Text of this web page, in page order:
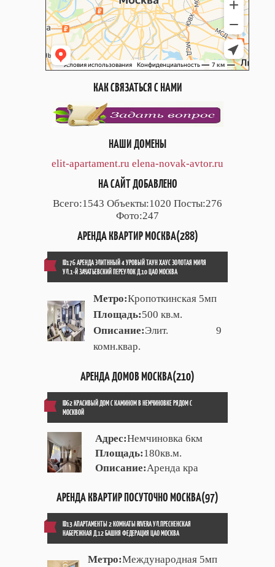
КАК СВЯЗАТЬСЯ С НАМИ
НАШИ ДОМЕНЫ
elit-apartament.ru elena-novak-avtor.ru
НА САЙТ ДОБАВЛЕНО
Всего:1543 Объекты:1020 Посты:276
Фото:247
АРЕНДА КВАРТИР МОСКВА(288)
ID176 АРЕНДА ЭЛИТННЫЙ 4 УРОВЫЙ ТАУН ХАУС ЗОЛОТАЯ МИЛЯ
УЛ.1-Й ЗАЧАТЬЕВСКИЙ ПЕРЕУЛОК Д.10 ЦАО МОСКВА
Метро:Кропоткинская 5мп
Площадь:500 кв.м.
Описание:Элит. 9
комн.квар.
АРЕНДА ДОМОВ МОСКВА(210)
ID62 КРАСИВЫЙ ДОМ С КАМИНОМ В НЕМЧИНОВКЕ РЯДОМ С
МОСКВОЙ
Адрес:Немчиновка 6км
Площадь:180кв.м.
Описание:Аренда кра
АРЕНДА КВАРТИР ПОСУТОЧНО МОСКВА(97)
ID13 АПАРТАМЕНТЫ 2 КОМНАТЫ RIVERA УЛ.ПРЕСНЕНСКАЯ
НАБЕРЕЖНАЯ Д.12 БАШНЯ ФЕДЕРАЦИЯ ЦАО МОСКВА
Метро:Международная 5мп